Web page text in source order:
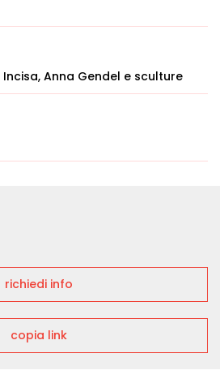
Anna Gendel e sculture
richiedi info
copia link